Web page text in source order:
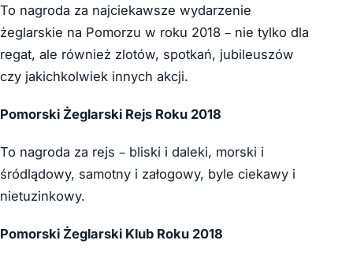
To nagroda za najciekawsze wydarzenie
żeglarskie na Pomorzu w roku 2018 – nie tylko dla
regat, ale również zlotów, spotkań, jubileuszów
czy jakichkolwiek innych akcji.
Pomorski Żeglarski Rejs Roku 2018
To nagroda za rejs – bliski i daleki, morski i
śródlądowy, samotny i załogowy, byle ciekawy i
nietuzinkowy.
Pomorski Żeglarski Klub Roku 2018